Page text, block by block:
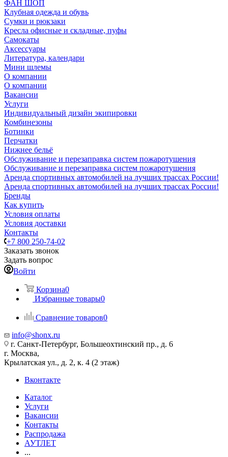
ФАН ШОП
Клубная одежда и обувь
Сумки и рюкзаки
Кресла офисные и складные, пуфы
Самокаты
Аксессуары
Литература, календари
Мини шлемы
О компании
О компании
Вакансии
Услуги
Индивидуальный дизайн экипировки
Комбинезоны
Ботинки
Перчатки
Нижнее бельё
Обслуживание и перезаправка систем пожаротушения
Обслуживание и перезаправка систем пожаротушения
Аренда спортивных автомобилей на лучших трассах России!
Аренда спортивных автомобилей на лучших трассах России!
Бренды
Как купить
Условия оплаты
Условия доставки
Контакты
+7 800 250-74-02
Заказать звонок
Задать вопрос
Войти
Корзина0
Избранные товары0
Сравнение товаров0
info@shonx.ru
г. Санкт-Петербург, Большеохтинский пр., д. 6
г. Москва,
Крылатская ул., д. 2, к. 4 (2 этаж)
Вконтакте
Каталог
Услуги
Вакансии
Контакты
Распродажа
АУТЛЕТ
...